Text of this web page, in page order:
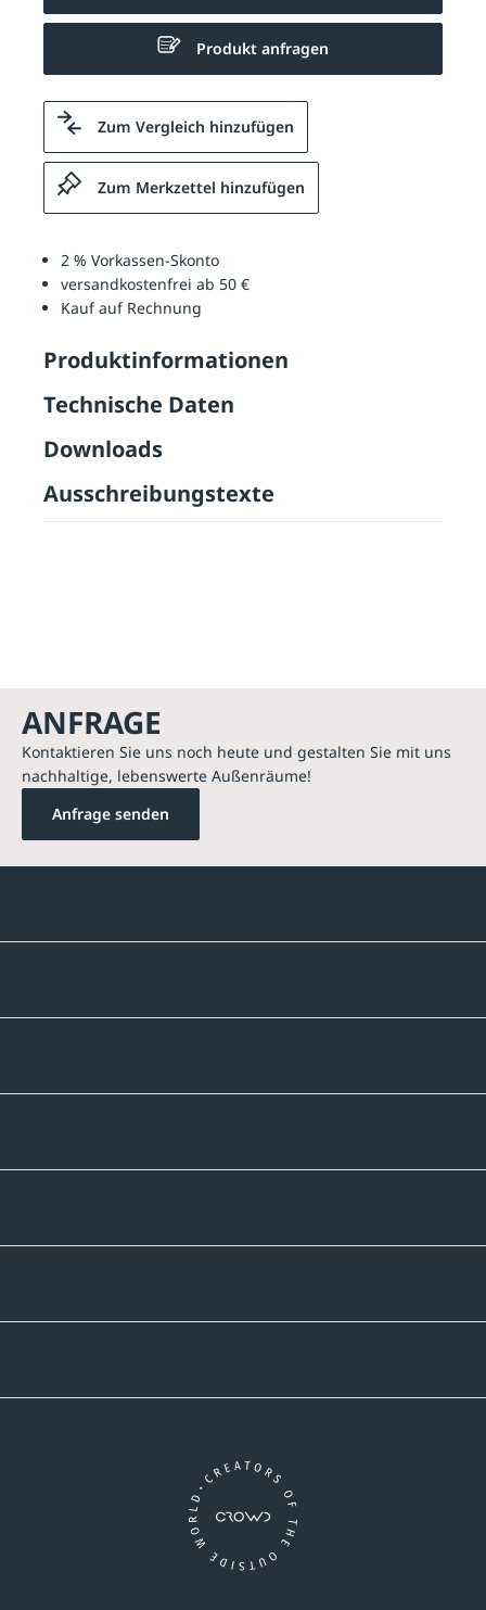
Produkt anfragen
Zum Vergleich hinzufügen
Zum Merkzettel hinzufügen
2 % Vorkassen-Skonto
versandkostenfrei ab 50 €
Kauf auf Rechnung
Produktinformationen
Technische Daten
Downloads
Ausschreibungstexte
ANFRAGE
Kontaktieren Sie uns noch heute und gestalten Sie mit uns
nachhaltige, lebenswerte Außenräume!
Anfrage senden